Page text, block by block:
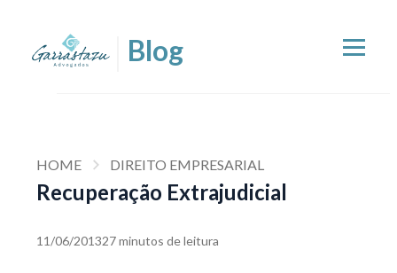
HOME DIREITO EMPRESARIAL
Recuperação Extrajudicial
11/06/201327 minutos de leitura